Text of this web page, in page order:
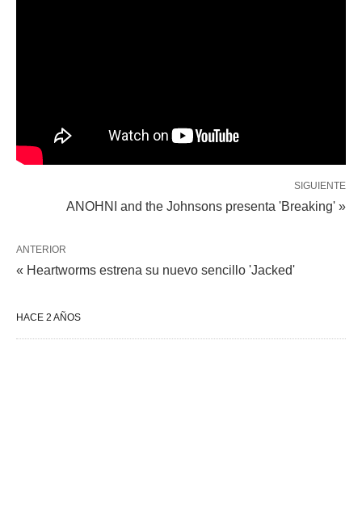
SIGUIENTE
ANOHNI and the Johnsons presenta 'Breaking' »
ANTERIOR
« Heartworms estrena su nuevo sencillo 'Jacked'
HACE 2 AÑOS